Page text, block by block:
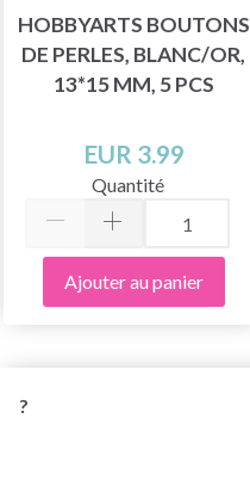
HOBBYARTS BOUTONS
DE PERLES, BLANC/OR,
13*15 MM, 5 PCS
EUR 3.99
Quantité
Ajouter au panier
?